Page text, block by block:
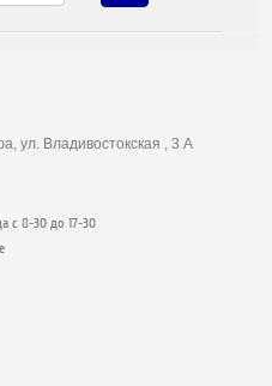
ул. Владивостокская , 3 А
c 8-30 до 17-30